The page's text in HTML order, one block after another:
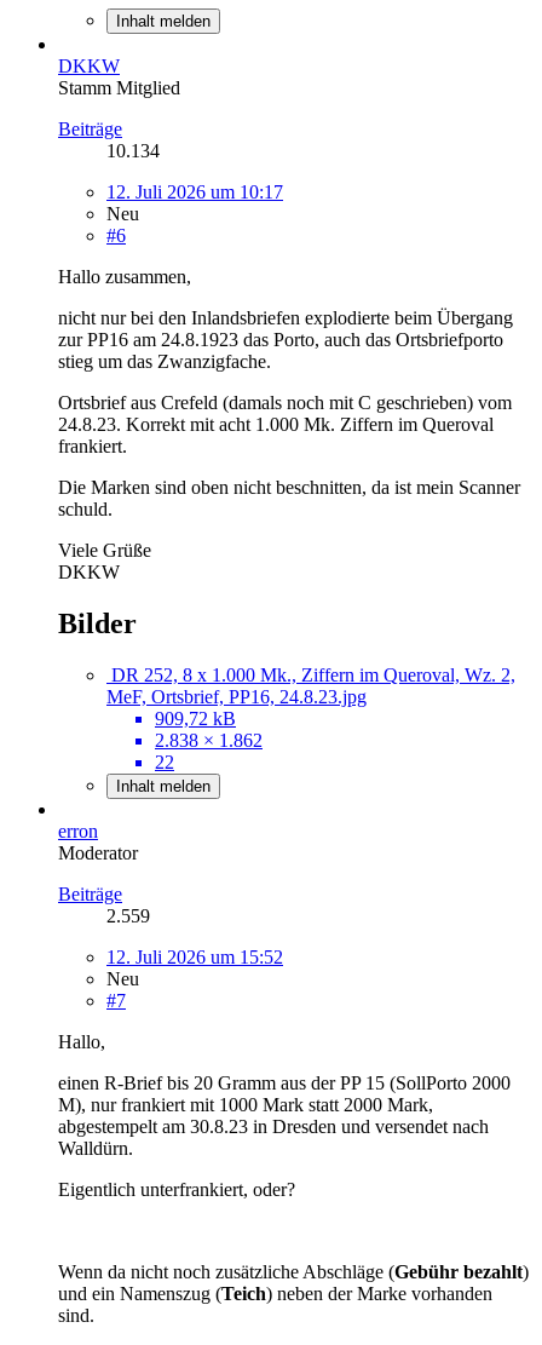
Inhalt melden
DKKW
Stamm Mitglied
Beiträge
10.134
12. Juli 2026 um 10:17
Neu
#6
Hallo zusammen,
nicht nur bei den Inlandsbriefen explodierte beim Übergang
zur PP16 am 24.8.1923 das Porto, auch das Ortsbriefporto
stieg um das Zwanzigfache.
Ortsbrief aus Crefeld (damals noch mit C geschrieben) vom
24.8.23. Korrekt mit acht 1.000 Mk. Ziffern im Queroval
frankiert.
Die Marken sind oben nicht beschnitten, da ist mein Scanner
schuld.
Viele Grüße
DKKW
Bilder
DR 252, 8 x 1.000 Mk., Ziffern im Queroval, Wz. 2,
MeF, Ortsbrief, PP16, 24.8.23.jpg
909,72 kB
2.838 × 1.862
22
Inhalt melden
erron
Moderator
Beiträge
2.559
12. Juli 2026 um 15:52
Neu
#7
Hallo,
einen R-Brief bis 20 Gramm aus der PP 15 (SollPorto 2000
M), nur frankiert mit 1000 Mark statt 2000 Mark,
abgestempelt am 30.8.23 in Dresden und versendet nach
Walldürn.
Eigentlich unterfrankiert, oder?
Wenn da nicht noch zusätzliche Abschläge (Gebühr bezahlt)
und ein Namenszug (Teich) neben der Marke vorhanden
sind.